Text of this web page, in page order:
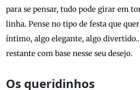
para se pensar, tudo pode girar em
linha. Pense no tipo de festa que
íntimo, algo elegante, algo
restante com base nesse seu desejo.
Os queridinhos